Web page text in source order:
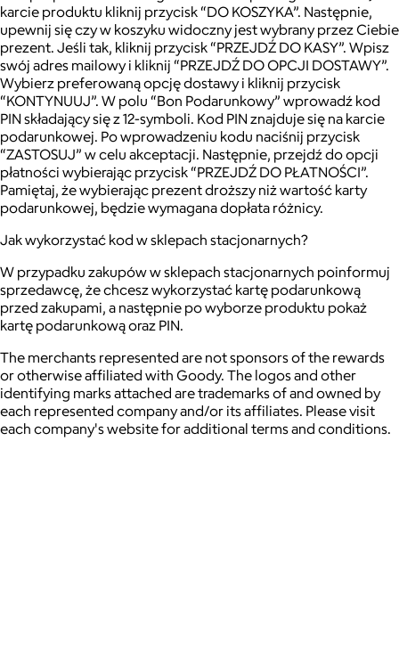
karcie produktu kliknij przycisk “DO KOSZYKA”. Następnie,
upewnij się czy w koszyku widoczny jest wybrany przez Ciebie
prezent. Jeśli tak, kliknij przycisk “PRZEJDŹ DO KASY”. Wpisz
swój adres mailowy i kliknij “PRZEJDŹ DO OPCJI DOSTAWY”.
Wybierz preferowaną opcję dostawy i kliknij przycisk
“KONTYNUUJ”. W polu “Bon Podarunkowy” wprowadź kod
PIN składający się z 12-symboli. Kod PIN znajduje się na karcie
podarunkowej. Po wprowadzeniu kodu naciśnij przycisk
“ZASTOSUJ” w celu akceptacji. Następnie, przejdź do opcji
płatności wybierając przycisk “PRZEJDŹ DO PŁATNOŚCI”.
Pamiętaj, że wybierając prezent droższy niż wartość karty
podarunkowej, będzie wymagana dopłata różnicy.
Jak wykorzystać kod w sklepach stacjonarnych?
W przypadku zakupów w sklepach stacjonarnych poinformuj
sprzedawcę, że chcesz wykorzystać kartę podarunkową
przed zakupami, a następnie po wyborze produktu pokaż
kartę podarunkową oraz PIN.
The merchants represented are not sponsors of the rewards
or otherwise affiliated with Goody. The logos and other
identifying marks attached are trademarks of and owned by
each represented company and/or its affiliates. Please visit
each company's website for additional terms and conditions.